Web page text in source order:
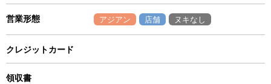
営業形態 アジアン 店舗 ヌキなし
クレジットカード
領収書